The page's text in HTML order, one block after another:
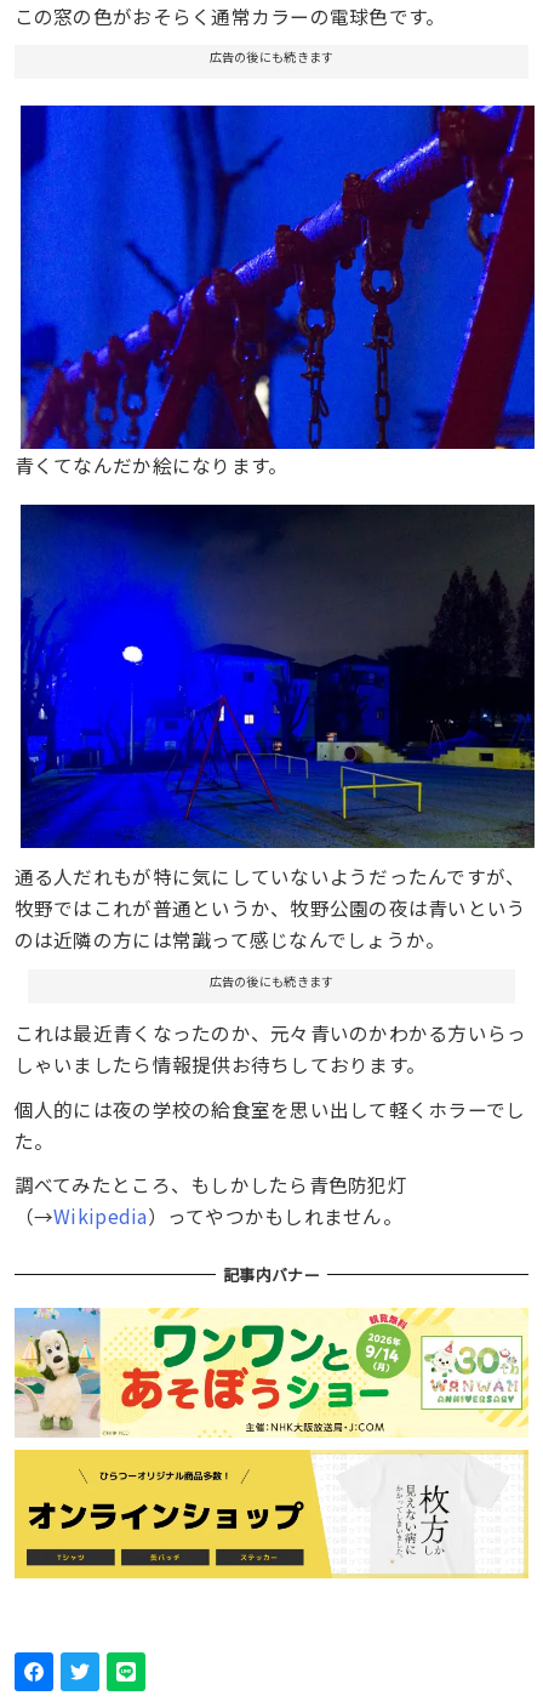
この窓の色がおそらく通常カラーの電球色です。
広告の後にも続きます
青くてなんだか絵になります。
通る人だれもが特に気にしていないようだったんですが、
牧野ではこれが普通というか、牧野公園の夜は青いという
のは近隣の方には常識って感じなんでしょうか。
広告の後にも続きます
これは最近青くなったのか、元々青いのかわかる方いらっ
しゃいましたら情報提供お待ちしております。
個人的には夜の学校の給食室を思い出して軽くホラーでし
た。
調べてみたところ、もしかしたら青色防犯灯
（→Wikipedia）ってやつかもしれません。
記事内バナー